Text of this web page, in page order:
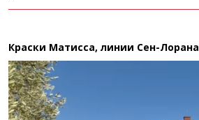
Краски Матисса, линии Сен-Лорана